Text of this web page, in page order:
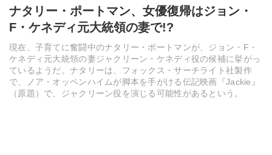
ナタリー・ポートマン、女優復帰はジョン・
F・ケネディ元大統領の妻で!?
現在、子育てに奮闘中のナタリー・ポートマンが、ジョン・F・
ケネディ元大統領の妻ジャクリーン・ケネディ役の候補に挙がっ
ているようだ。ナタリーは、フォックス・サーチライト社製作
で、ノア・オッペンハイムが脚本を手がける伝記映画『Jackie』
（原題）で、ジャクリーン役を演じる可能性があるという。